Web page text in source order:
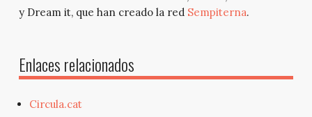
y Dream it, que han creado la red Sempiterna.
Enlaces relacionados
Circula.cat